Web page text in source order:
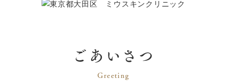
ごあいさつ
Greeting